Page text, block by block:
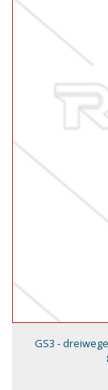
GS3 -